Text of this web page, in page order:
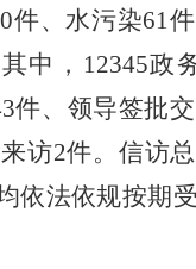
件、水污染61
中， 12345政
件、领导签批
访2件。信访
依法依规按期